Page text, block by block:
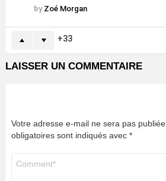
by Zoé Morgan
33
LAISSER UN COMMENTAIRE
Votre adresse e-mail ne sera pas publiée.
obligatoires sont indiqués avec *